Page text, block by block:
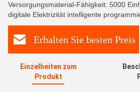
Versorgungsmaterial-Fähigkeit: 5000
digitale Elektrizität intelligente
Erhalten Sie besten Preis
Einzelheiten zum
Produkt